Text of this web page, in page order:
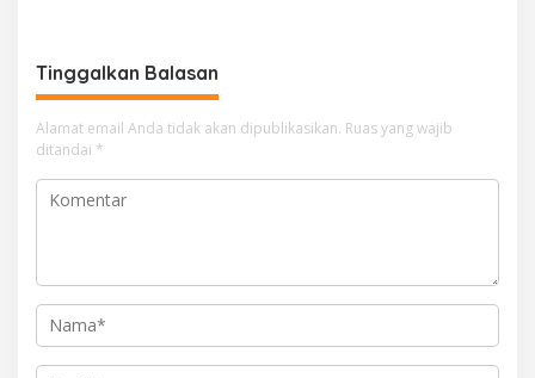
Tinggalkan Balasan
Alamat email Anda tidak akan dipublikasikan. Ruas yang wajib
ditandai *